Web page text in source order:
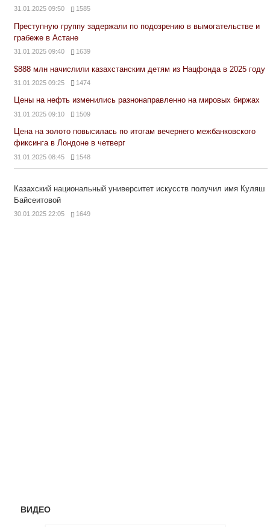
31.01.2025 09:50 1585
Преступную группу задержали по подозрению в вымогательстве и
грабеже в Астане
31.01.2025 09:40 1639
$888 млн начислили казахстанским детям из Нацфонда в 2025 году
31.01.2025 09:25 1474
Цены на нефть изменились разнонаправленно на мировых биржах
31.01.2025 09:10 1509
Цена на золото повысилась по итогам вечернего межбанковского
фиксинга в Лондоне в четверг
31.01.2025 08:45 1548
Казахский национальный университет искусств получил имя Куляш
Байсеитовой
30.01.2025 22:05 1649
ВИДЕО